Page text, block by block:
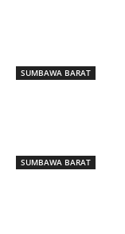
SUMBAWA BARAT
SUMBAWA BARAT